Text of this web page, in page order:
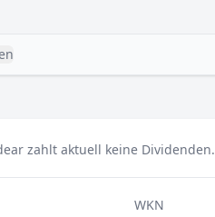
zahlt aktuell keine Dividenden.
WKN